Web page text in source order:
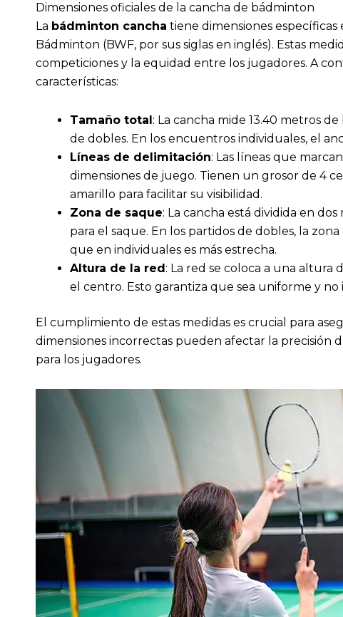
Dimensiones oficiales de la cancha de bádminton
La bádminton cancha tiene dimensiones
Bádminton (BWF, por sus siglas en inglés). Estas
competiciones y la equidad entre los jugadores. A
características:
Tamaño total: La cancha mide 13.40 metros
de dobles. En los encuentros individuales, el
Líneas de delimitación: Las líneas que
dimensiones de juego. Tienen un grosor de 4
amarillo para facilitar su visibilidad.
Zona de saque: La cancha está dividida en
para el saque. En los partidos de dobles, la
que en individuales es más estrecha.
Altura de la red: La red se coloca a una altura
el centro. Esto garantiza que sea uniforme y
El cumplimiento de estas medidas es crucial para
dimensiones incorrectas pueden afectar la precisión
para los jugadores.